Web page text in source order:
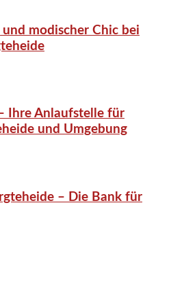
modischer Chic bei
Ihre Anlaufstelle für
und Umgebung
– Die Bank für